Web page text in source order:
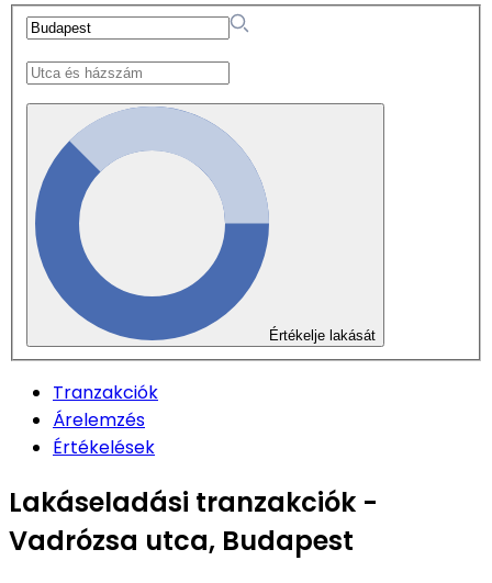
Értékelje lakását
Tranzakciók
Árelemzés
Értékelések
Lakáseladási tranzakciók -
Vadrózsa utca, Budapest